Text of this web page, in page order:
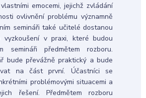
emocemi, jejichž zvládání
ovlivnění problému významně
semináři také učitelé dostanou
vyzkoušení v praxi, které budou
semináři předmětem rozboru.
bude převážně praktický a bude
na část první. Účastníci se
problémovými situacemi a
řešení. Předmětem rozboru